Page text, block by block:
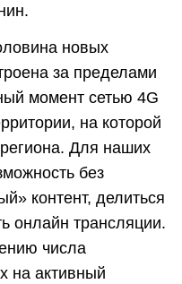
новых
за пределами
момент сетью 4G
на которой
Для наших
без
контент, делиться
онлайн трансляции.
числа
на активный